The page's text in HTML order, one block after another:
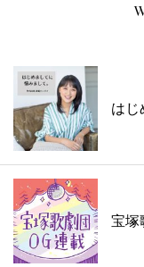
はじ
宝塚